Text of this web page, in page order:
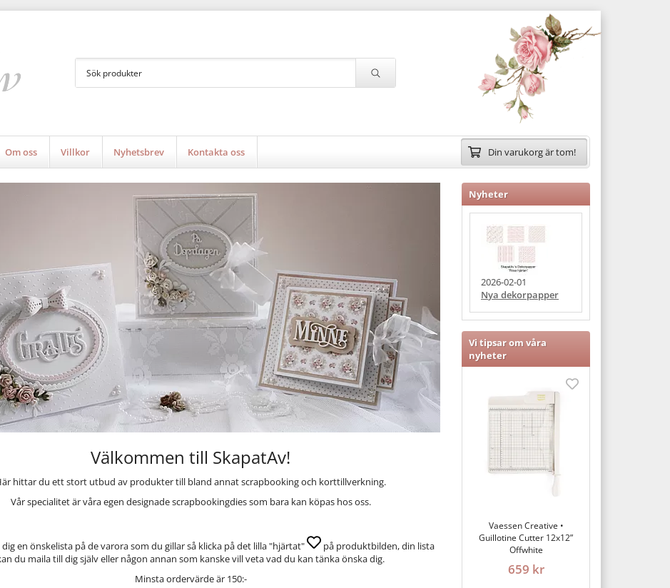
Om oss Villkor Nyhetsbrev Kontakta oss Din varukorg är tom!
Nyheter
2026-02-01
nya dekorpapper
Vi tipsar om våra
nyheter
Vaessen Creative •
Guillotine Cutter 12x12”
Offwhite
659 kr
Välkommen till SkapatAv!
hittar du ett stort utbud av produkter till bland annat scrapbooking och korttillverkning.
Vår specialitet är våra egen designade scrapbookingdies som bara kan köpas hos oss.
dig en önskelista på de varora som du gillar så klicka på det lilla "hjärtat"
på produktbilden, din lista
du maila till dig själv eller någon annan som kanske vill veta vad du kan tänka önska dig.
Minsta ordervärde är 150:-